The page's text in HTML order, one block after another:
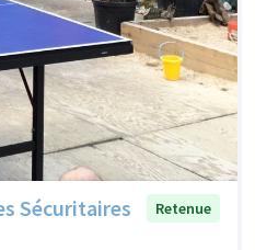
Sécuritaires
Retenue